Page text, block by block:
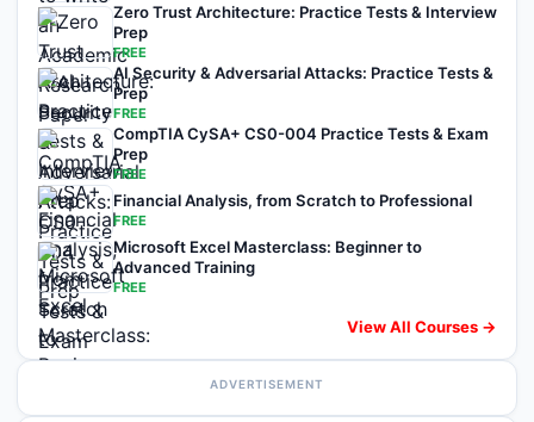
Zero Trust Architecture: Practice Tests & Interview
Prep
FREE
AI Security & Adversarial Attacks: Practice Tests &
Prep
FREE
CompTIA CySA+ CS0-004 Practice Tests & Exam
Prep
FREE
Financial Analysis, from Scratch to Professional
FREE
Microsoft Excel Masterclass: Beginner to
Advanced Training
FREE
View All Courses →
ADVERTISEMENT